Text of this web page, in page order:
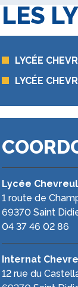
LES
LYCÉE
LYCÉE
Lycée
1 route de
69370 Saint
04 37 46 02 86
Internat
12 rue du